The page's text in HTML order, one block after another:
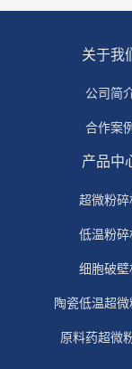
关于我们
公司简
合作案例
产品中
超微粉碎
低温粉碎
细胞破壁
陶瓷低温超
原料药超微